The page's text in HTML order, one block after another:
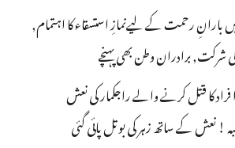
بارانِ رحمت کے لیےنمازِ استسقاء کا اہتمام,
شرکت, برادران وطن بھی پہنچے
تلنگانہ : شاہ آباد میں 6 ا فراد کا قتل کرنے والے راجکمار کی نعش
! نعش کے ساتھ زہر کی بوتل پائی گئی